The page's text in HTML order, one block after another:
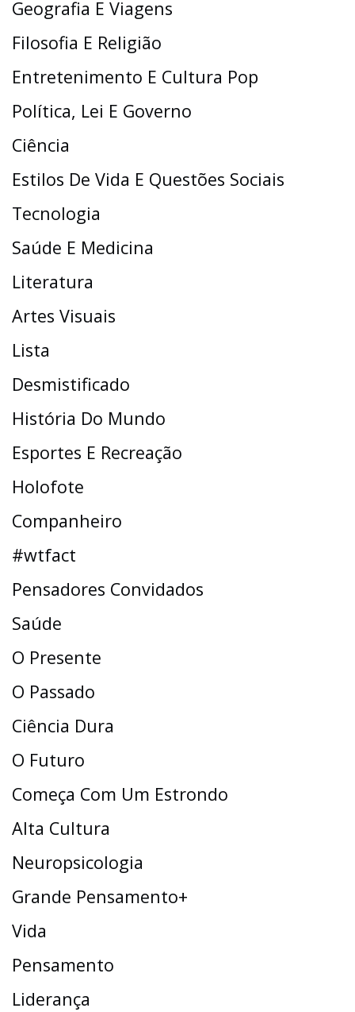
Geografia E Viagens
Filosofia E Religião
Entretenimento E Cultura Pop
Política, Lei E Governo
Ciência
Estilos De Vida E Questões Sociais
Tecnologia
Saúde E Medicina
Literatura
Artes Visuais
Lista
Desmistificado
História Do Mundo
Esportes E Recreação
Holofote
Companheiro
#wtfact
Pensadores Convidados
Saúde
O Presente
O Passado
Ciência Dura
O Futuro
Começa Com Um Estrondo
Alta Cultura
Neuropsicologia
Grande Pensamento+
Vida
Pensamento
Liderança